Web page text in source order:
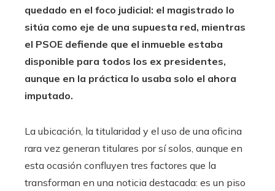
quedado en el foco judicial: el magistrado lo
sitúa como eje de una supuesta red, mientras
el PSOE defiende que el inmueble estaba
disponible para todos los ex presidentes,
aunque en la práctica lo usaba solo el ahora
imputado.
La ubicación, la titularidad y el uso de una oficina
rara vez generan titulares por sí solos, aunque en
esta ocasión confluyen tres factores que la
transforman en una noticia destacada: es un piso